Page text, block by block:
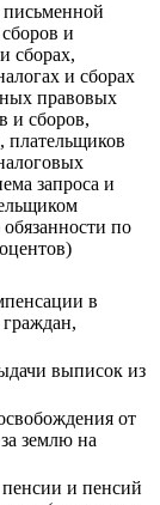
и
сборах,
и сборах
правовых
и сборов,
плательщиков
запроса и
по
в
выписок из
от
землю на
и пенсий